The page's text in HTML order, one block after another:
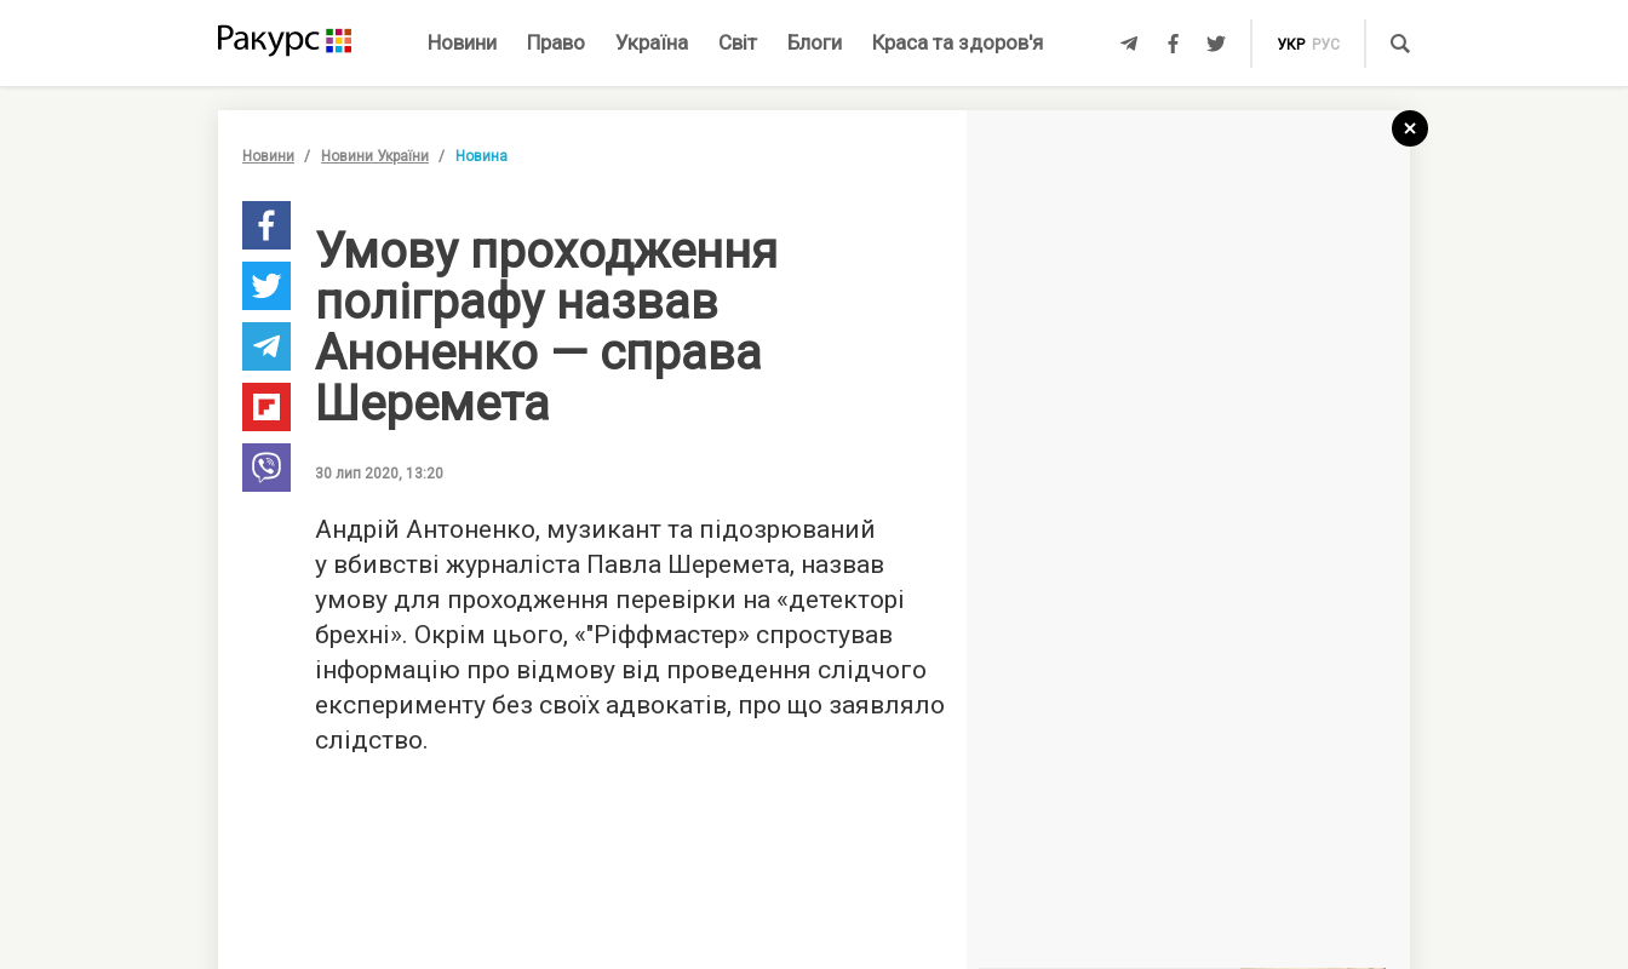
Новини Право Україна Світ Блоги Краса та здоров'я УКР РУС
Новини Новини України Новина
Умову проходження
поліграфу назвав
Аноненко — справа
Шеремета
30 лип 2020, 13:20
Андрій Антоненко, музикант та підозрюваний
у вбивстві журналіста Павла Шеремета, назвав
умову для проходження перевірки на «детекторі
брехні». Окрім цього, «"Ріффмастер» спростував
інформацію про відмову від проведення слідчого
експерименту без своїх адвокатів, про що заявляло
слідство.